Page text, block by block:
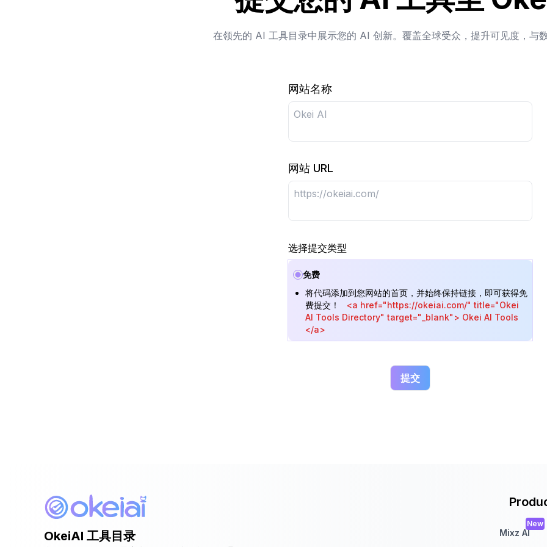
在领先的 AI 工具目录中展示您的 AI 创新。覆盖全球受众，提升可见度，与数
网站名称
网站 URL
选择提交类型
免费
将代码添加到您网站的首页，并始终保持链接，即可获得免
费提交！
<a href="https://okeiai.com/" title="Okei
AI Tools Directory" target="_blank"> Okei AI Tools
</a>
提交
OkeiAI 工具目录 Mixz AI
New